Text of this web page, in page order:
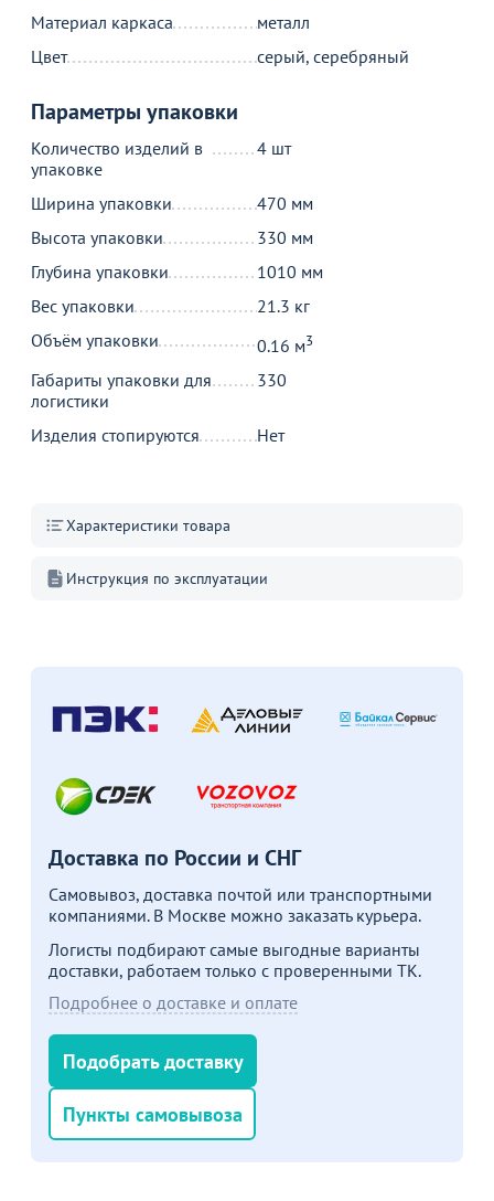
Материал каркаса
металл
Цвет
серый, серебряный
Параметры упаковки
Количество изделий в
упаковке
4 шт
Ширина упаковки
470 мм
Высота упаковки
330 мм
Глубина упаковки
1010 мм
Вес упаковки
21.3 кг
Объём упаковки
0.16 м3
Габариты упаковки для
логистики
330
Изделия стопируются Нет
Характеристики товара
Инструкция по эксплуатации
Доставка по России и СНГ
Самовывоз, доставка почтой или транспортными
компаниями. В Москве можно заказать курьера.
Логисты подбирают самые выгодные варианты
доставки, работаем только с проверенными ТК.
Подробнее о доставке и оплате
Подобрать доставку
Пункты самовывоза
В корзину
Акции для вас
Новинки мягких
Перейдите, чтобы узнать
подробности
10.000₽ скидки на
мебель = 10.000₽ на
услуги FoodSoul
Перейдите, чтобы узнать